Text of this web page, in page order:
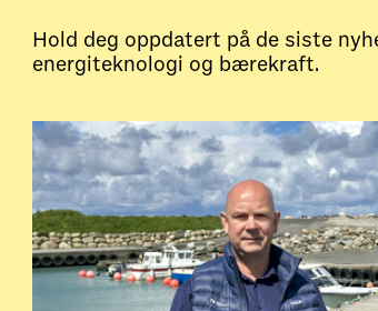
Hold deg oppdatert på de siste
energiteknologi og bærekraft.